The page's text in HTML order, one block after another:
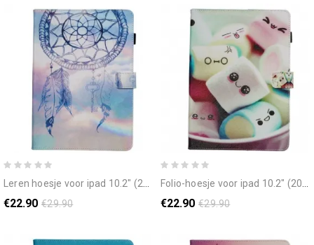
leren hoesje voor ipad 10.2" (2020) (2019) / air 10.5" / pro 10.5" aquarel dromenvanger
€22.90 €29.90
folio-hoesje voor ipad 10.2" (2020) (2019) / air 10.5" / pro 10.5" leuke marshmallows
€22.90 €29.90